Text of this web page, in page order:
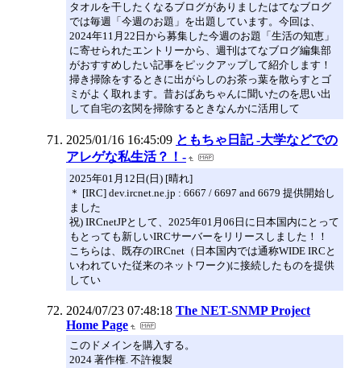
タオルを干したくなるブログがありましたはてなブログ
では毎週「今週のお題」を出題しています。今回は、
2024年11月22日から募集した今週のお題「生活の知恵」
に寄せられたエントリーから、週刊はてなブログ編集部
がおすすめしたい記事をピックアップして紹介します！
掃き掃除をするときに出がらしのお茶っ葉を散らすとゴ
ミがよく取れます。昔おばあちゃんに聞いたのを思い出
して自宅の玄関を掃除するときなんかに活用して
2025/01/16 16:45:09 ともちゃ日記 -大学などでの
アレゲな私生活？！-
2025年01月12日(日) [晴れ]
＊ [IRC] dev.ircnet.ne.jp : 6667 / 6697 and 6679 提供開始し
ました
祝) IRCnetJPとして、2025年01月06日に日本国内にとって
もとっても新しいIRCサーバーをリリースしました！！
こちらは、既存のIRCnet（日本国内では通称WIDE IRCと
いわれていた従来のネットワーク)に接続したものを提供
してい
2024/07/23 07:48:18 The NET-SNMP Project
Home Page
このドメインを購入する。
2024 著作権. 不許複製